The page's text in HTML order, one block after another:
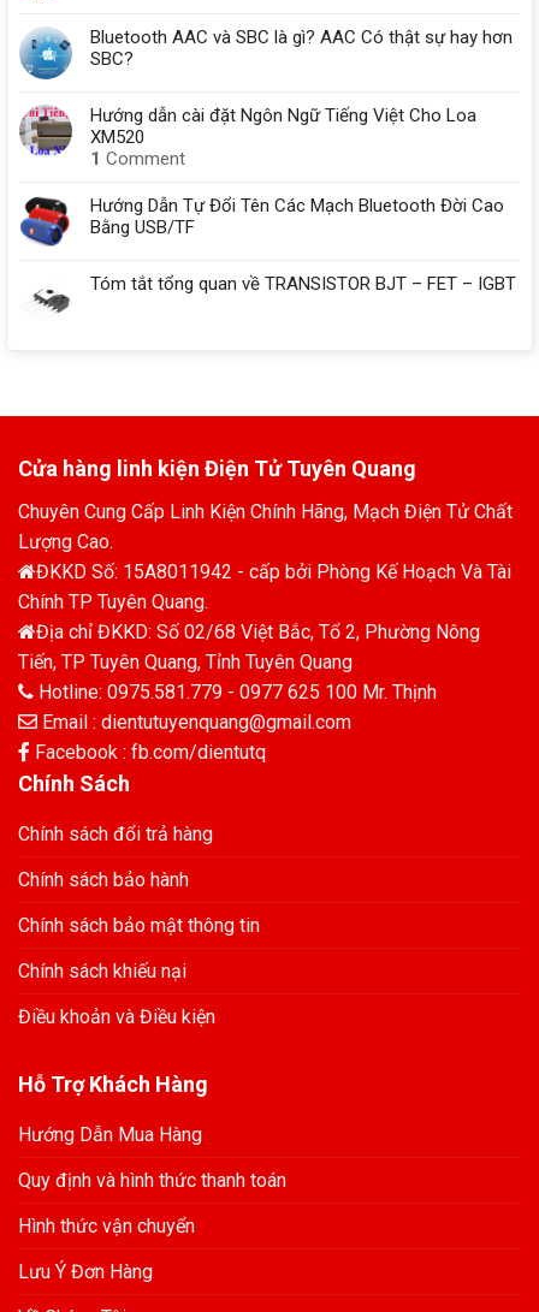
Bluetooth AAC và SBC là gì? AAC Có thật sự hay hơn
SBC?
Hướng dẫn cài đặt Ngôn Ngữ Tiếng Việt Cho Loa
XM520
1 Comment
Hướng Dẫn Tự Đổi Tên Các Mạch Bluetooth Đời Cao
Bằng USB/TF
Tóm tắt tổng quan về TRANSISTOR BJT – FET – IGBT
Cửa hàng linh kiện Điện Tử Tuyên Quang
Chuyên Cung Cấp Linh Kiện Chính Hãng, Mạch Điện Tử Chất
Lượng Cao.
ĐKKD Số: 15A8011942 - cấp bởi Phòng Kế Hoạch Và Tài
Chính TP Tuyên Quang.
Địa chỉ ĐKKD: Số 02/68 Việt Bắc, Tổ 2, Phường Nông
Tiến, TP Tuyên Quang, Tỉnh Tuyên Quang
Hotline: 0975.581.779 - 0977 625 100 Mr. Thịnh
Email : dientutuyenquang@gmail.com
Facebook : fb.com/dientutq
Chính Sách
Chính sách đổi trả hàng
Chính sách bảo hành
Chính sách bảo mật thông tin
Chính sách khiếu nại
Điều khoản và Điều kiện
Hỗ Trợ Khách Hàng
Hướng Dẫn Mua Hàng
Quy định và hình thức thanh toán
Hình thức vận chuyển
Lưu Ý Đơn Hàng